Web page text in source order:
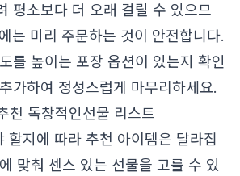
평소보다 더 오래 걸릴 수 있으므
는 미리 주문하는 것이 안전합니다.
를 높이는 포장 옵션이 있는지 확인
가하여 정성스럽게 마무리하세요.
천 독창적인선물 리스트
할지에 따라 추천 아이템은 달라집
맞춰 센스 있는 선물을 고를 수 있